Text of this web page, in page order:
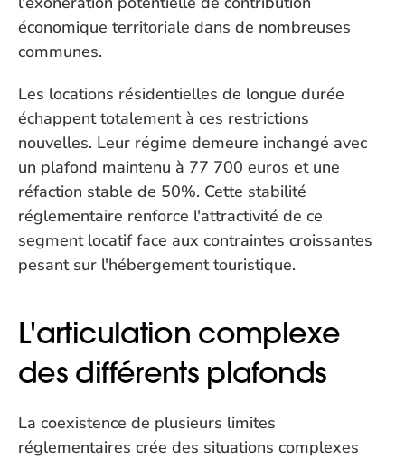
économique territoriale dans de nombreuses
communes.
Les locations résidentielles de longue durée
échappent totalement à ces restrictions
nouvelles. Leur régime demeure inchangé avec
un plafond maintenu à 77 700 euros et une
réfaction stable de 50%. Cette stabilité
réglementaire renforce l'attractivité de ce
segment locatif face aux contraintes croissantes
pesant sur l'hébergement touristique.
L'articulation complexe
des différents plafonds
La coexistence de plusieurs limites
réglementaires crée des situations complexes